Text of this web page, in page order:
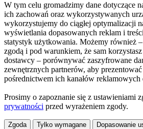
W tym celu gromadzimy dane dotyczące
ich zachowań oraz wykorzystywanych
wykorzystujemy do ciągłej optymalizacji
wyświetlania dopasowanych reklam i
statystyk użytkowania. Możemy również
zgodą i pod warunkiem, że sam korzystasz
dostawcy – porównywać zaszyfrowane
zewnętrznych partnerów, aby
pośrednictwem ich kanałów reklamowych
Prosimy o zapoznanie się z ustawieniami
prywatności przed wyrażeniem zgody.
Zgoda Tylko wymagane Dopasowanie